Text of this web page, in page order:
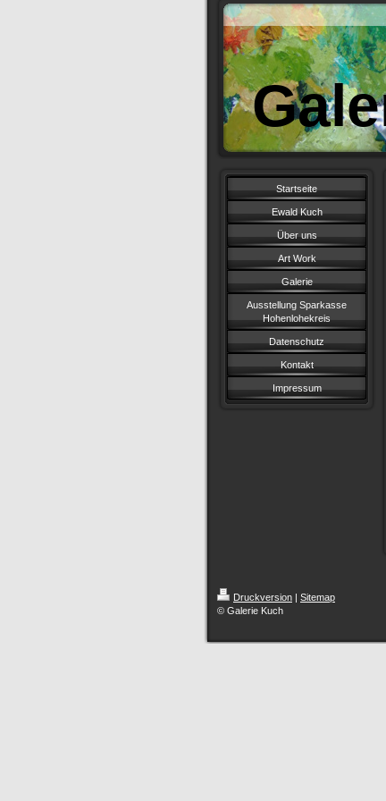
Startseite
Ewald Kuch
Über uns
Art Work
Galerie
Ausstellung Sparkasse
Hohenlohekreis
Datenschutz
Kontakt
Impressum
Druckversion | Sitemap
© Galerie Kuch